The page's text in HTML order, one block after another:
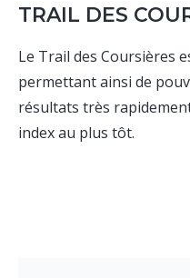
TRAIL DES
Le Trail des Coursières
permettant ainsi de
résultats très
index au plus tôt.